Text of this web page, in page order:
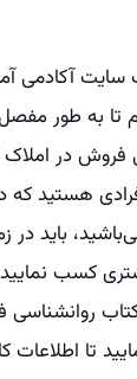
آکادمی
تا به طور
در
هستید که
باید در
کسب نمایید
روانشناسی
تا اطلاعات